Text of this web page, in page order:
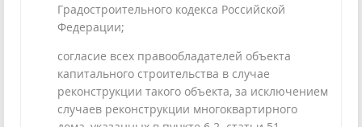
Градостроительного кодекса Российской
Федерации;
согласие всех правообладателей объекта
капитального строительства в случае
реконструкции такого объекта, за исключением
случаев реконструкции многоквартирного